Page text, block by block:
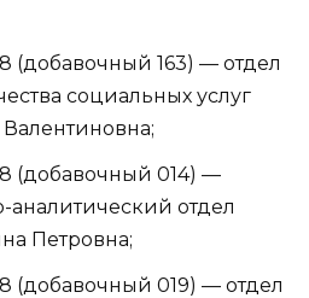
(добавочный 163) — отдел
социальных услуг
(добавочный 014) —
аналитический отдел
Петровна;
(добавочный 019) — отдел